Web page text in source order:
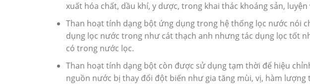
xuất hóa chất, dầu khí, y dược, trong khai thác khoáng sản,
Than hoạt tính dạng bột ứng dụng trong hệ thống lọc nước nói
dụng lọc nước trong như cát thạch anh nhưng tác dụng lọc tốt
có trong nước lọc.
Than hoạt tính dạng bột còn được sử dụng tạm thời để hiệu
nguồn nước bị thay đổi đột biến như gia tăng mùi, vị, hàm